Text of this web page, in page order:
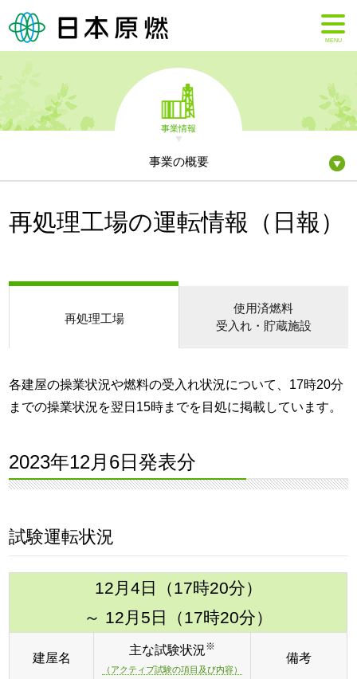
MENU
事業情報
事業の概要
再処理工場の運転情報（日報）
再処理工場
使用済燃料
受入れ・貯蔵施設
各建屋の操業状況や燃料の受入れ状況について、17時20分
までの操業状況を翌日15時までを目処に掲載しています。
2023年12月6日発表分
試験運転状況
12月4日（17時20分）
～ 12月5日（17時20分）
建屋名
主な試験状況※
（アクティブ試験の項目及び内容）
備考